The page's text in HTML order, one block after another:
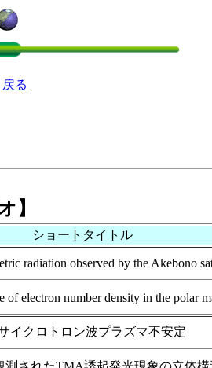
戻る
】
ショートタイトル
radiation observed by the Akebono
of electron number density in the polar
イクロトロン波プラズマ不安定